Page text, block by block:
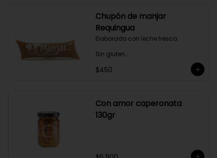
Producto sellado al vacío y
congelado.
Chupón de manjar
Requingua
Elaborado con leche fresca.
Sin gluten
Sin Saborizantes
$450
Con amor caperonata
130gr